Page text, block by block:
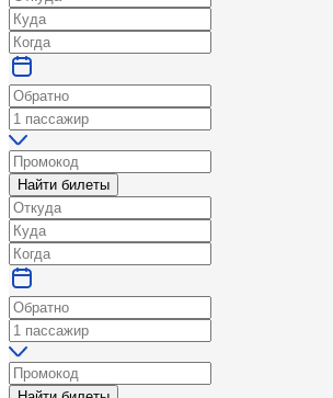
Найти билеты